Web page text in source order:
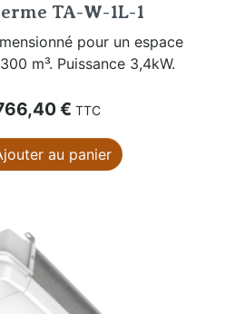
TA-W-1L-1
pour un espace
m³. Puissance 3,4kW.
€ TTC
au panier